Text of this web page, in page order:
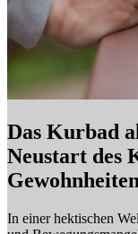
Das Kurbad
Neustart des
In einer hektischen